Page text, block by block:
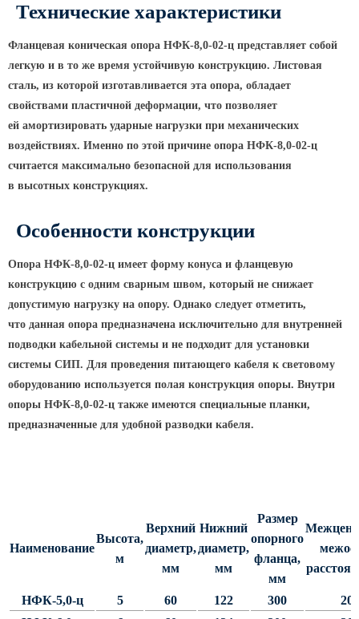
светильников
Кронштейн консольный для 2
Кронштейны для подвесных
Кронштейны для торшерных
светильников
Кронштейны для прожекторов
Кронштейны для опор однорожковые
ПАРКОВОЕ ОСВЕЩЕНИЕ
Парковые опоры
Световые комплексы
Стойка паркового светильника
Парковые круглоконические
Светильник уличный
светодиодный консольный
Уличные торшерные светильники
Парковые прожекторы
Технические характеристики
Фланцевая коническая опора НФК-8,0-02-ц представляет собой
легкую и в то же время устойчивую конструкцию. Листовая
сталь, из которой изготавливается эта опора, обладает
свойствами пластичной деформации, что позволяет
ей амортизировать ударные нагрузки при механических
воздействиях. Именно по этой причине опора НФК-8,0-02-ц
считается максимально безопасной для использования
в высотных конструкциях.
Особенности конструкции
Опора НФК-8,0-02-ц имеет форму конуса и фланцевую
конструкцию с одним сварным швом, который не снижает
допустимую нагрузку на опору. Однако следует отметить,
что данная опора предназначена исключительно для внутренней
подводки кабельной системы и не подходит для установки
системы СИП. Для проведения питающего кабеля к световому
оборудованию используется полая конструкция опоры. Внутри
опоры НФК-8,0-02-ц также имеются специальные планки,
предназначенные для удобной разводки кабеля.
Наименование
Высота,
м
Верхний
диаметр,
мм
Нижний
диаметр,
мм
Размер
опорного
фланца,
мм
НФК-5,0-ц 5 60 122 300
200